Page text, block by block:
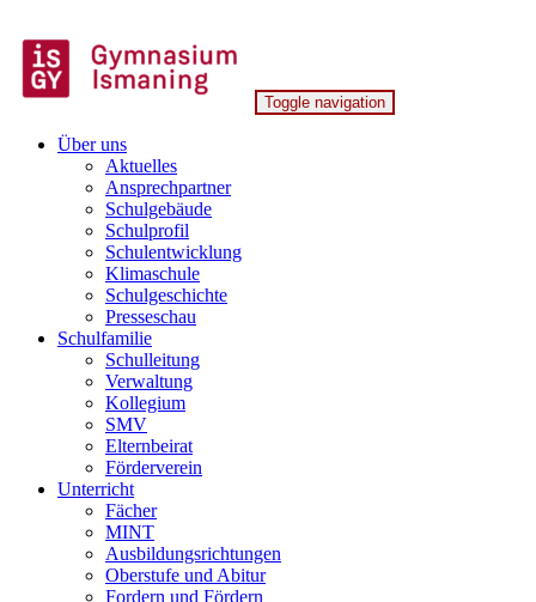
to
content
Gymnasium Ismaning
Toggle navigation
Über uns
Aktuelles
Ansprechpartner
Schulgebäude
Schulprofil
Schulentwicklung
Klimaschule
Schulgeschichte
Presseschau
Schulfamilie
Schulleitung
Verwaltung
Kollegium
SMV
Elternbeirat
Förderverein
Unterricht
Fächer
MINT
Ausbildungsrichtungen
Oberstufe und Abitur
Fordern und Fördern